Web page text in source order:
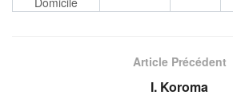
Article Précédent
I. Koroma